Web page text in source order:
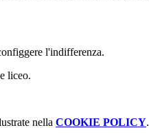
l'indifferenza.
liceo.
nella COOKIE POLICY.